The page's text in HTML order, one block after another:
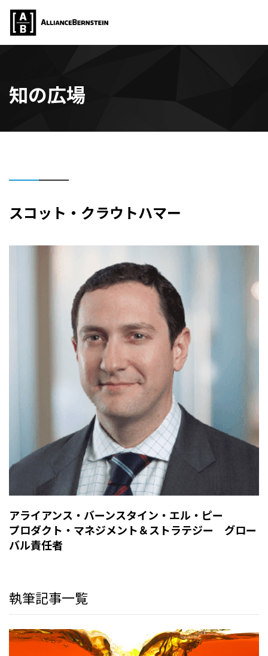
知の広場
スコット・クラウトハマー
アライアンス・バーンスタイン・エル・ピー
プロダクト・マネジメント＆ストラテジー グロー
バル責任者
執筆記事一覧